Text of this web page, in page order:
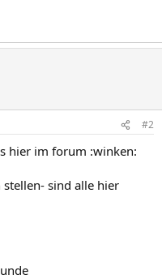
#2
hier im forum :winken:
sind alle hier